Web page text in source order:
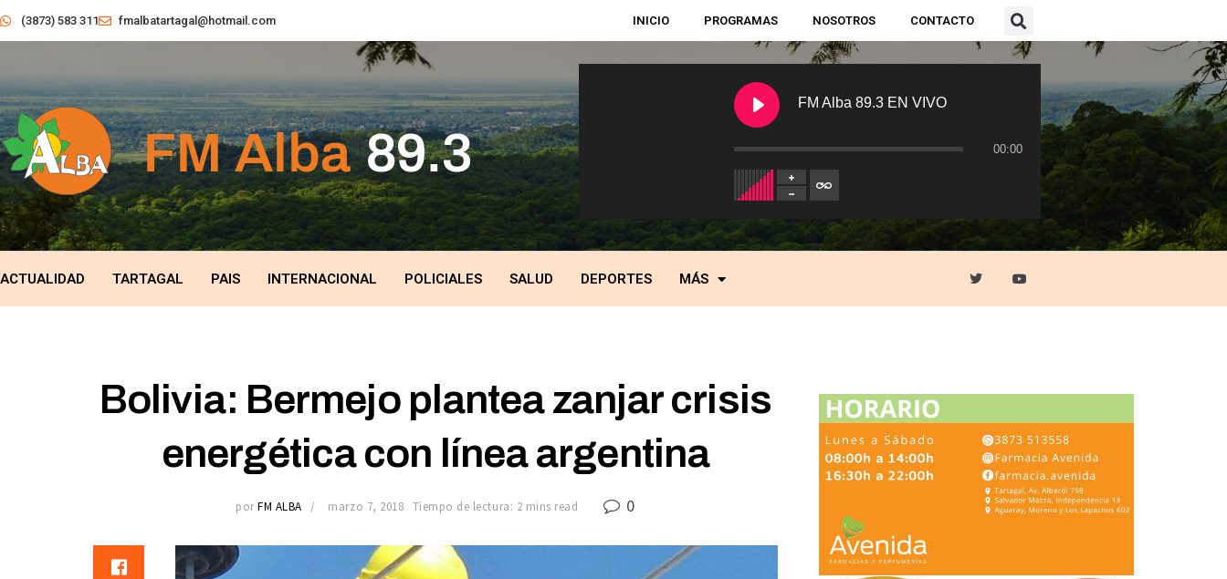
(3873) 583 311 fmalbatartagal@hotmail.com INICIO PROGRAMAS NOSOTROS CONTACTO
FM Alba 89.3 EN VIVO
00:00
ACTUALIDAD TARTAGAL PAIS INTERNACIONAL POLICIALES SALUD DEPORTES MÁS
Bolivia: Bermejo plantea zanjar crisis
energética con línea argentina
por FM ALBA marzo 7, 2018 Tiempo de lectura: 2 mins read 0